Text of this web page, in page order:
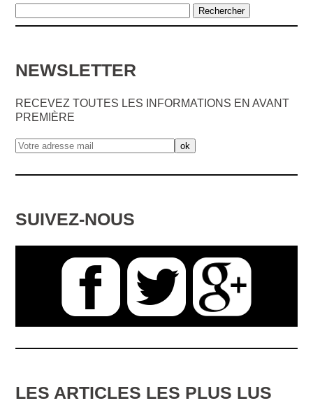
NEWSLETTER
RECEVEZ TOUTES LES INFORMATIONS EN AVANT
PREMIÈRE
SUIVEZ-NOUS
LES ARTICLES LES PLUS LUS